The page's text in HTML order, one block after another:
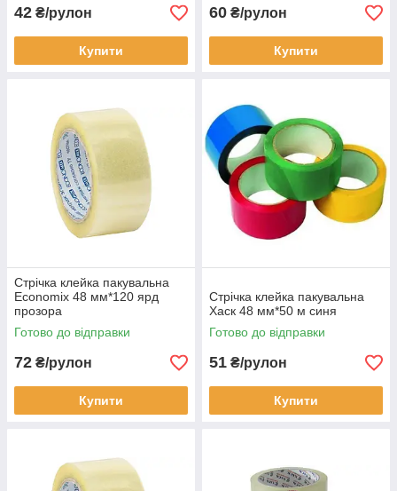
42 ₴/рулон
Купити
60 ₴/рулон
Купити
Стрічка клейка пакувальна
Economix 48 мм*120 ярд
прозора
Готово до відправки
72 ₴/рулон
Купити
Стрічка клейка пакувальна
Хаск 48 мм*50 м синя
Готово до відправки
51 ₴/рулон
Купити